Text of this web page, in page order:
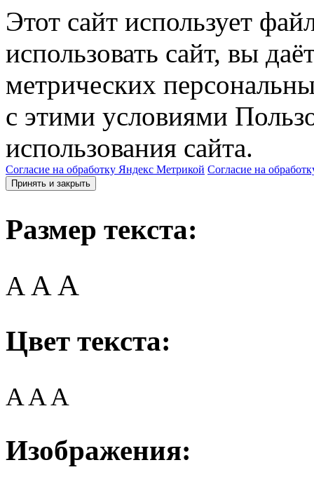
Этот сайт использует
использовать сайт, вы
метрических
с этими условиями
использования сайта.
Согласие на обработку Яндекс Метрикой Согласие на
Принять и закрыть
Размер текста:
A AA
Цвет текста:
AAA
Изображения: